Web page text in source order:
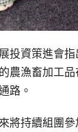
投資策進會
農漁畜加工
路。
將持續組團